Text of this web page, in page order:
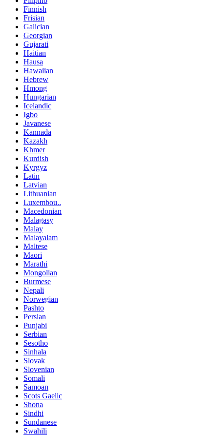
Finnish
Frisian
Galician
Georgian
Gujarati
Haitian
Hausa
Hawaiian
Hebrew
Hmong
Hungarian
Icelandic
Igbo
Javanese
Kannada
Kazakh
Khmer
Kurdish
Kyrgyz
Latin
Latvian
Lithuanian
Luxembou..
Macedonian
Malagasy
Malay
Malayalam
Maltese
Maori
Marathi
Mongolian
Burmese
Nepali
Norwegian
Pashto
Persian
Punjabi
Serbian
Sesotho
Sinhala
Slovak
Slovenian
Somali
Samoan
Scots Gaelic
Shona
Sindhi
Sundanese
Swahili